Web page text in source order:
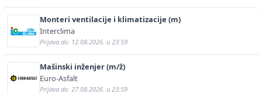
Monteri ventilacije i klimatizacije (m)
Interclima
Prijava do: 12.08.2026. u 23:59
Mašinski inženjer (m/ž)
Euro-Asfalt
Prijava do: 27.08.2026. u 23:59